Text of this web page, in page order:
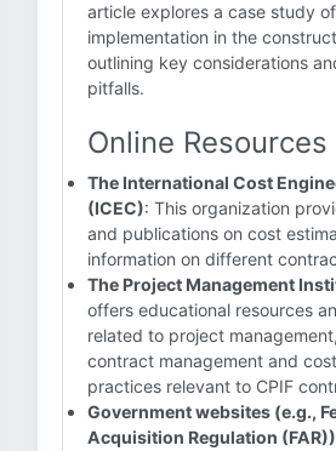
article explores a case study
implementation in the
outlining key considerations
pitfalls.
Online Resources
The International Cost
(ICEC): This organization
and publications on cost
information on different
The Project Management
offers educational resources
related to project
contract management and
practices relevant to CPIF
Government websites (e.g.,
Acquisition Regulation (FAR))